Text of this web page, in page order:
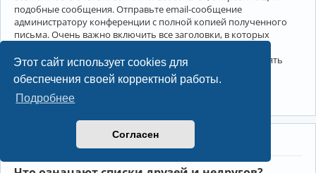
Этот сайт использует cookies для
обеспечения своей корректной работы.
Подробнее
Согласен
подобные сообщения. Отправьте email-сообщение
администратору конференции с полной копией полученного
письма. Очень важно включить все заголовки, в которых
Администратор конференции сможет в этом случае принять
меры.
Друзья и недруги